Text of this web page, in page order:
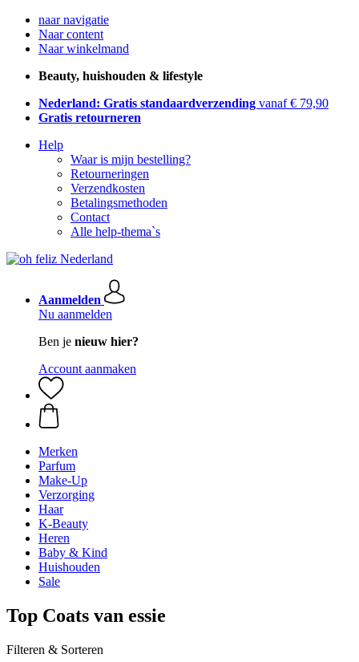
naar navigatie
Naar content
Naar winkelmand
Beauty, huishouden & lifestyle
Nederland: Gratis standaardverzending vanaf € 79,90
Gratis retourneren
Help
Waar is mijn bestelling?
Retourneringen
Verzendkosten
Betalingsmethoden
Contact
Alle help-thema`s
Aanmelden
Nu aanmelden
Ben je nieuw hier?
Account aanmaken
Merken
Parfum
Make-Up
Verzorging
Haar
K-Beauty
Heren
Baby & Kind
Huishouden
Sale
Top Coats van essie
Filteren & Sorteren